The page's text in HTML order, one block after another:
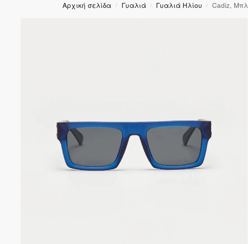
Αρχική σελίδα / Γυαλιά / Γυαλιά Ηλίου / Cadiz,